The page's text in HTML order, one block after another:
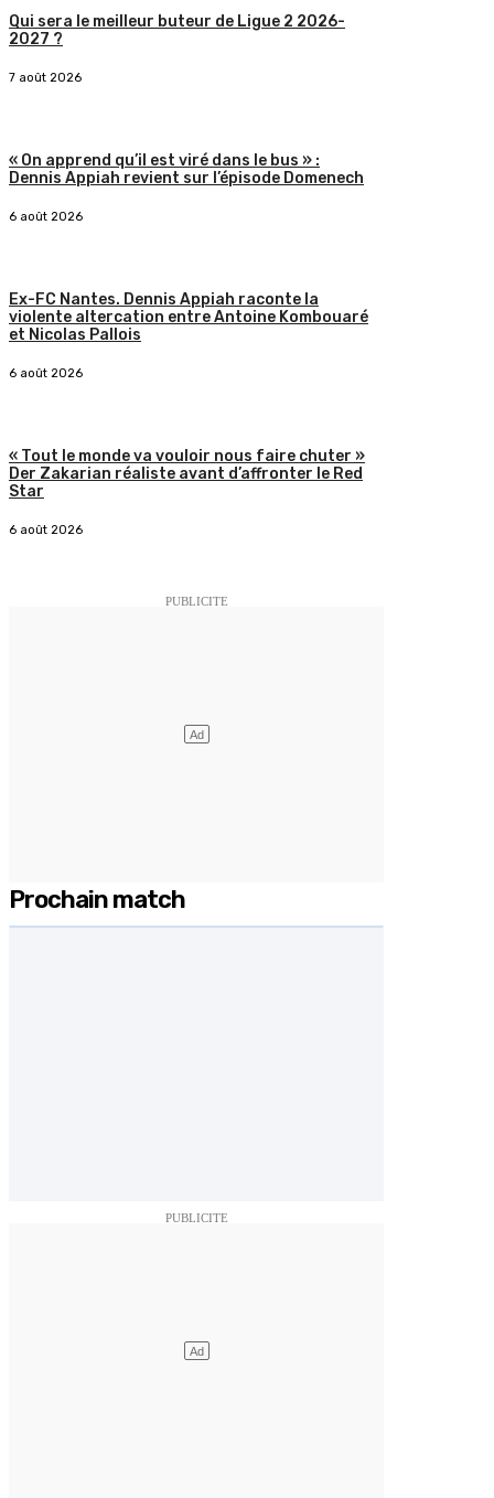
Qui sera le meilleur buteur de Ligue 2 2026-
2027 ?
7 août 2026
« On apprend qu’il est viré dans le bus » :
Dennis Appiah revient sur l’épisode Domenech
6 août 2026
Ex-FC Nantes. Dennis Appiah raconte la
violente altercation entre Antoine Kombouaré
et Nicolas Pallois
6 août 2026
« Tout le monde va vouloir nous faire chuter »
Der Zakarian réaliste avant d’affronter le Red
Star
6 août 2026
Prochain match